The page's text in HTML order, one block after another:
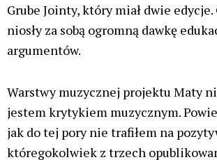
Grube Jointy, który miał dwie
niosły za sobą ogromną dawkę
argumentów.
Warstwy muzycznej projektu Maty
jestem krytykiem muzycznym.
jak do tej pory nie trafiłem na
któregokolwiek z trzech